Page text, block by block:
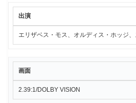
出演
エリザベス・モス、オルディス・ホッジ
画面
2.39:1/DOLBY VISION